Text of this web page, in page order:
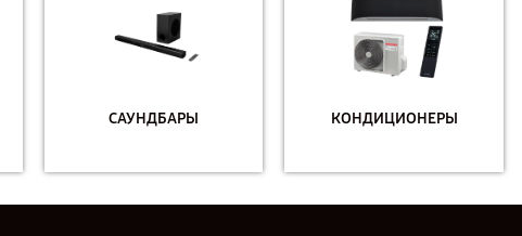
САУНДБАРЫ КОНДИЦИОНЕРЫ